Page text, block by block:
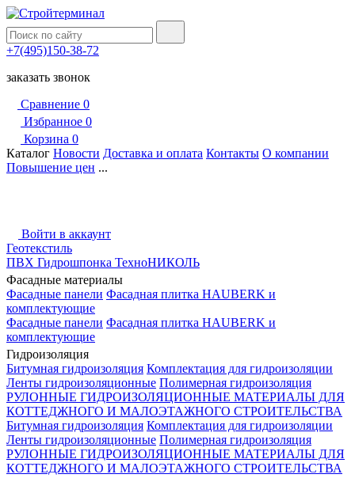
+7(495)150-38-72
заказать звонок
Сравнение 0
Избранное 0
Корзина 0
Каталог Новости Доставка и оплата Контакты О компании
Повышение цен ...
Войти в аккаунт
Геотекстиль
ПВХ Гидрошпонка ТехноНИКОЛЬ
Фасадные материалы
Фасадные панели Фасадная плитка HAUBERK и
комплектующие
Фасадные панели Фасадная плитка HAUBERK и
комплектующие
Гидроизоляция
Битумная гидроизоляция Комплектация для гидроизоляции
Ленты гидроизоляционные Полимерная гидроизоляция
РУЛОННЫЕ ГИДРОИЗОЛЯЦИОННЫЕ МАТЕРИАЛЫ ДЛЯ
КОТТЕДЖНОГО И МАЛОЭТАЖНОГО СТРОИТЕЛЬСТВА
Битумная гидроизоляция Комплектация для гидроизоляции
Ленты гидроизоляционные Полимерная гидроизоляция
РУЛОННЫЕ ГИДРОИЗОЛЯЦИОННЫЕ МАТЕРИАЛЫ ДЛЯ
КОТТЕДЖНОГО И МАЛОЭТАЖНОГО СТРОИТЕЛЬСТВА